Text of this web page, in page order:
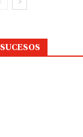
SUCESOS